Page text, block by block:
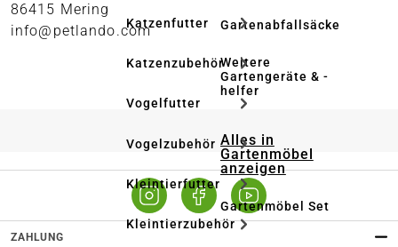
Katzenfutter
Katzenzubehör
Vogelfutter
Vogelzubehör
Kleintierfutter
Kleintierzubehör
Gartenabfallsäcke
Weitere
Gartengeräte & -
helfer
Alles in
Gartenmöbel
anzeigen
Gartenmöbel Set
86415 Mering
info@petlando.com
ZAHLUNG